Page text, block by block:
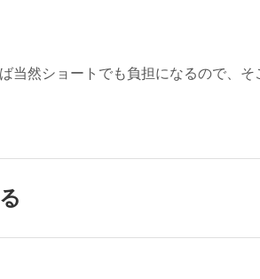
当然ショートでも負担になるので、そ